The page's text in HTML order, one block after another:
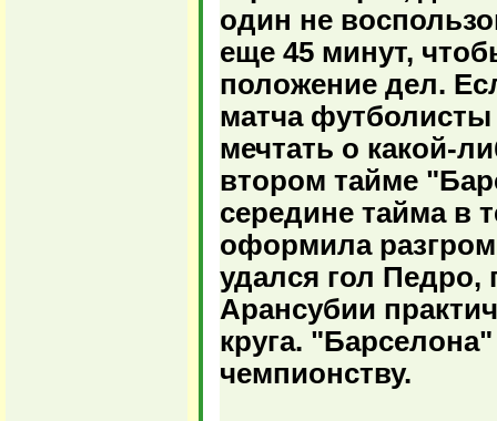
один не
еще 45 минут,
положение дел.
матча
мечтать о какой-
втором тайме
середине тайма в
оформила
удался гол Педро,
Арансубии
круга.
чемпионству.